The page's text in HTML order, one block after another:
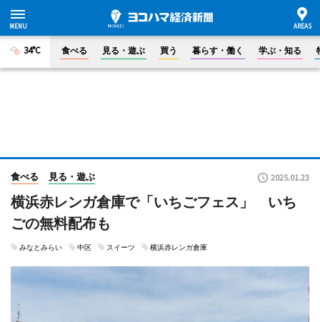
34°C 食べる 見る・遊ぶ 買う 暮らす・働く 学ぶ・知る
食べる 見る・遊ぶ 2025.01.23
横浜赤レンガ倉庫で「いちごフェス」 いち
ごの無料配布も
みなとみらい 中区 スイーツ 横浜赤レンガ倉庫